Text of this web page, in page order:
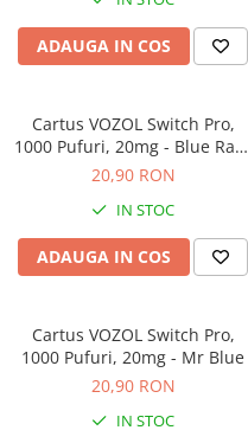
ADAUGA IN COS
Cartus VOZOL Switch Pro,
1000 Pufuri, 20mg - Blue Razz
Ice
20,90 RON
IN STOC
ADAUGA IN COS
Cartus VOZOL Switch Pro,
1000 Pufuri, 20mg - Mr Blue
20,90 RON
IN STOC